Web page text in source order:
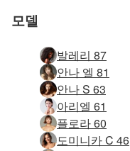
모델
발레리 87
안나 엘 81
안나 S 63
아리엘 61
플로라 60
도미니카 C 46